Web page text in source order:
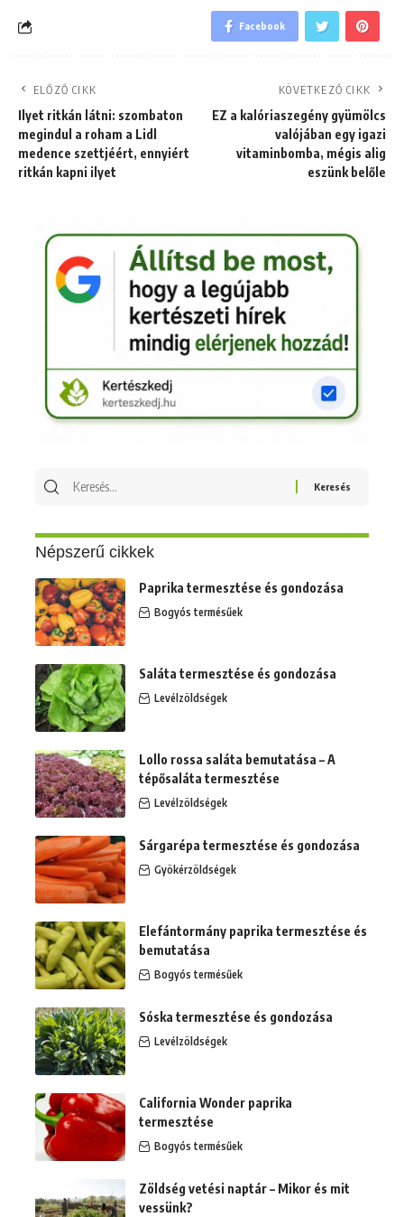
Facebook
ELŐZŐ CIKK
Ilyet ritkán látni: szombaton
megindul a roham a Lidl
medence szettjéért, ennyiért
ritkán kapni ilyet
KÖVETKEZŐ CIKK
EZ a kalóriaszegény gyümölcs
valójában egy igazi
vitaminbomba, mégis alig
eszünk belőle
Keresés
Népszerű cikkek
Paprika termesztése és gondozása
Bogyós termésűek
Saláta termesztése és gondozása
Levélzöldségek
Lollo rossa saláta bemutatása – A
tépősaláta termesztése
Levélzöldségek
Sárgarépa termesztése és gondozása
Gyökérzöldségek
Elefántormány paprika termesztése és
bemutatása
Bogyós termésűek
Sóska termesztése és gondozása
Levélzöldségek
California Wonder paprika
termesztése
Bogyós termésűek
Zöldség vetési naptár – Mikor és mit
vessünk?